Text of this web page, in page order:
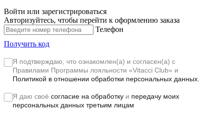
Войти или зарегистрироваться
Авторизуйтесь, чтобы перейти к оформлению заказа
Телефон
Получить код
Я подтверждаю, что ознакомлен(а) и согласен(а) с
Правилами Программы лояльности «Vitacci Club» и
Политикой в отношении обработки персональных данных.
Я даю своё согласие на обработку и передачу моих
персональных данных третьим лицам